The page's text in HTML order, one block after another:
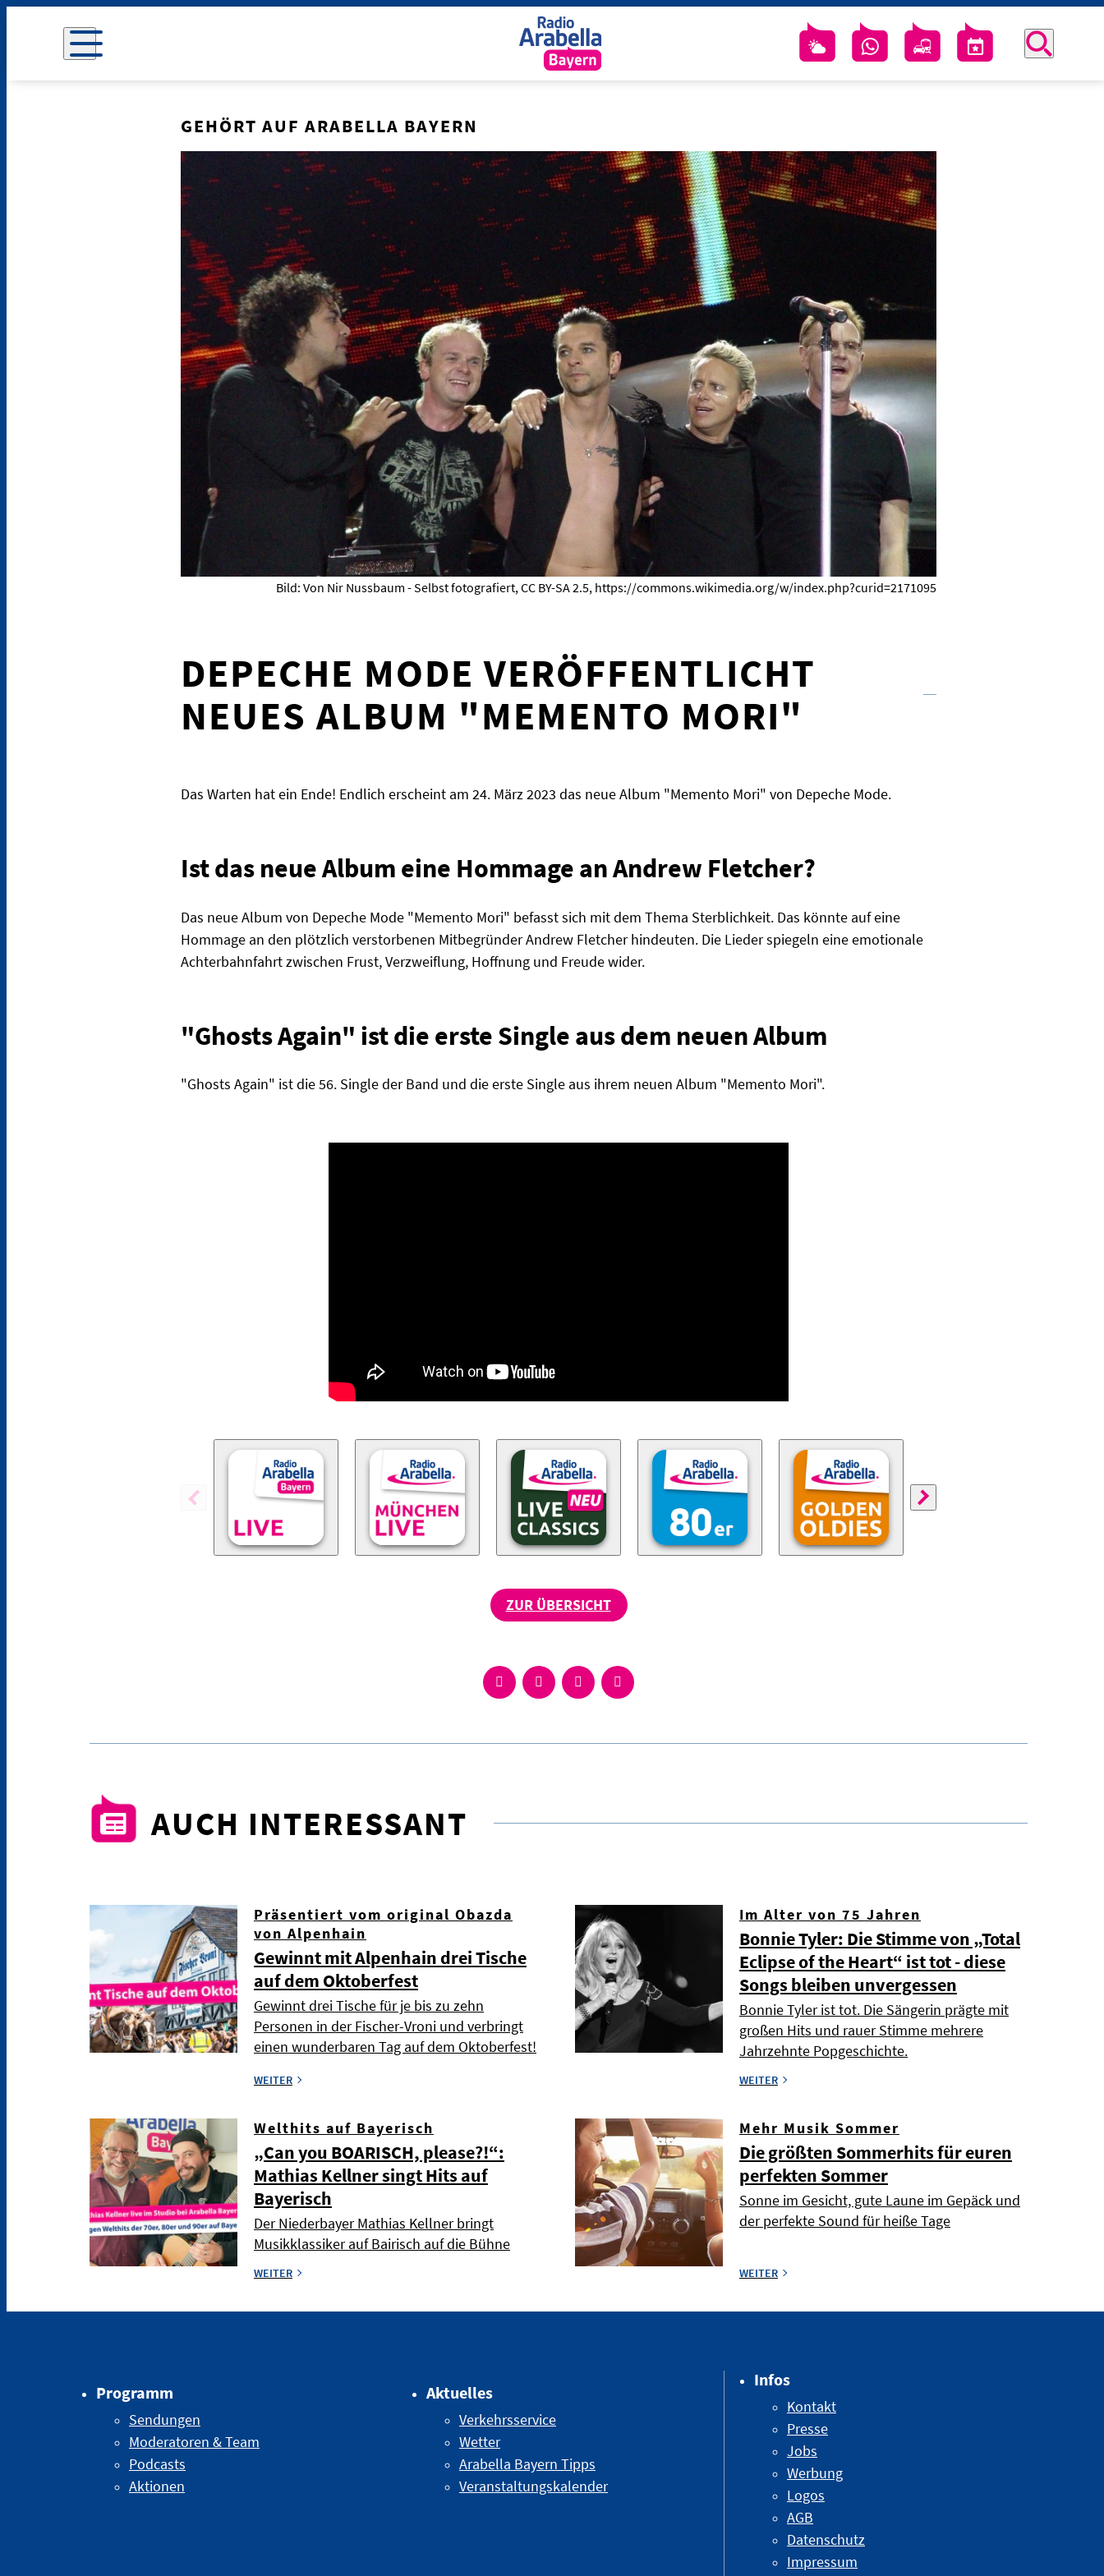
GEHÖRT AUF ARABELLA BAYERN
Bild: Von Nir Nussbaum - Selbst fotografiert, CC BY-SA 2.5, https://commons.wikimedia.org/w/index.php?curid=2171095
DEPECHE MODE VERÖFFENTLICHT
NEUES ALBUM "MEMENTO MORI"
Das Warten hat ein Ende! Endlich erscheint am 24. März 2023 das neue Album "Memento Mori" von Depeche Mode.
Ist das neue Album eine Hommage an Andrew Fletcher?
Das neue Album von Depeche Mode "Memento Mori" befasst sich mit dem Thema Sterblichkeit. Das könnte auf eine
Hommage an den plötzlich verstorbenen Mitbegründer Andrew Fletcher hindeuten. Die Lieder spiegeln eine emotionale
Achterbahnfahrt zwischen Frust, Verzweiflung, Hoffnung und Freude wider.
"Ghosts Again" ist die erste Single aus dem neuen Album
"Ghosts Again" ist die 56. Single der Band und die erste Single aus ihrem neuen Album "Memento Mori".
ZUR ÜBERSICHT
AUCH INTERESSANT
Präsentiert vom original Obazda
von Alpenhain
Gewinnt mit Alpenhain drei Tische
auf dem Oktoberfest
Gewinnt drei Tische für je bis zu zehn
Personen in der Fischer-Vroni und verbringt
einen wunderbaren Tag auf dem Oktoberfest!
WEITER
Im Alter von 75 Jahren
Bonnie Tyler: Die Stimme von „Total
Eclipse of the Heart“ ist tot - diese
Songs bleiben unvergessen
Bonnie Tyler ist tot. Die Sängerin prägte mit
großen Hits und rauer Stimme mehrere
Jahrzehnte Popgeschichte.
WEITER
Welthits auf Bayerisch
„Can you BOARISCH, please?!“:
Mathias Kellner singt Hits auf
Bayerisch
Der Niederbayer Mathias Kellner bringt
Musikklassiker auf Bairisch auf die Bühne
WEITER
Mehr Musik Sommer
Die größten Sommerhits für euren
perfekten Sommer
Sonne im Gesicht, gute Laune im Gepäck und
der perfekte Sound für heiße Tage
WEITER
Programm
Sendungen
Moderatoren & Team
Podcasts
Aktionen
Aktuelles
Verkehrsservice
Wetter
Arabella Bayern Tipps
Veranstaltungskalender
Infos
Kontakt
Presse
Jobs
Werbung
Logos
AGB
Datenschutz
Impressum